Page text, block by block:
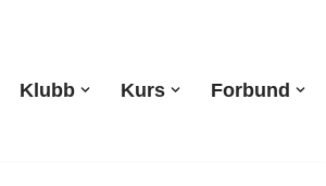
Klubb Kurs Forbund